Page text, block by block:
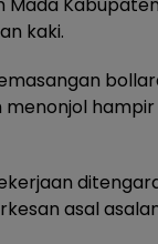
kaki.
asal